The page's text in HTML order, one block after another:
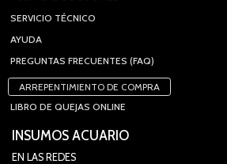
SERVICIO TÉCNICO
AYUDA
PREGUNTAS FRECUENTES (FAQ)
ARREPENTIMIENTO DE COMPRA
LIBRO DE QUEJAS ONLINE
INSUMOS ACUARIO
EN LAS REDES